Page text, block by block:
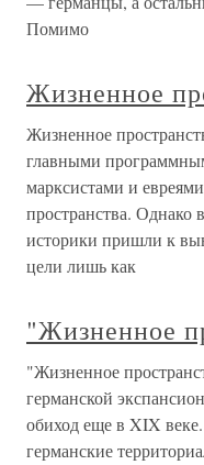
Помимо
Жизненное
Жизненное
главными
марксистами и
пространства.
историки пришли к
цели лишь как
"Жизненное
"Жизненное
германской
обиход еще в XIX
германские